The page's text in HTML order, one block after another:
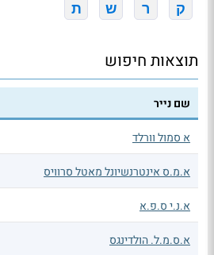
ק ר ש ת
תוצאות חיפוש
שם נייר
א סמול וורלד
א.מ.ס אינטרנשיונל מאטל סרוויס
א.נ.י ס.פ.א
א.ס.מ.ל. הולדינגס